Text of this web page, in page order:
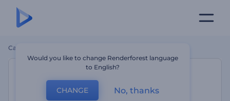
Casa
Would you like to change Renderforest language
to English?
CHANGE No, thanks